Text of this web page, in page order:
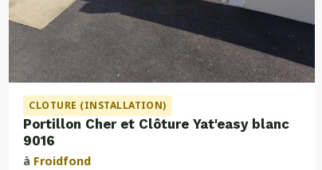
CLOTURE (INSTALLATION)
Portillon Cher et Clôture Yat'easy blanc
9016
à Froidfond